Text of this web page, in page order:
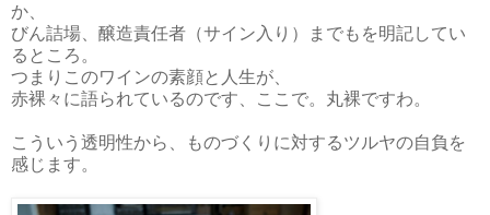
か、
びん詰場、醸造責任者（サイン入り）までもを明記してい
るところ。
つまりこのワインの素顔と人生が、
赤裸々に語られているのです、ここで。丸裸ですわ。
こういう透明性から、ものづくりに対するツルヤの自負を
感じます。